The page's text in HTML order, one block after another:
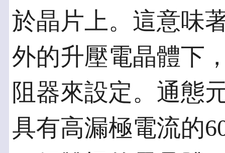
於晶片上。這意味
外的升壓電晶體下
阻器來設定。通態
具有高漏極電流的